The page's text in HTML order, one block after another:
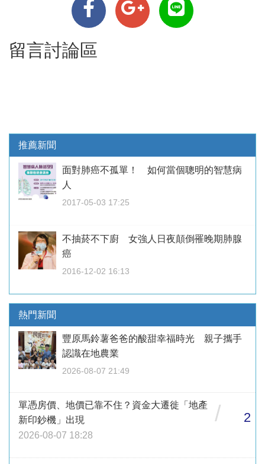
留言討論區
推薦新聞
面對肺癌不孤單！ 如何當個聰明的智慧病
人
2017-05-03 17:25
不抽菸不下廚 女強人日夜顛倒罹晚期肺腺
癌
2016-12-02 16:13
熱門新聞
豐原馬鈴薯爸爸的酸甜幸福時光 親子攜手
認識在地農業
2026-08-07 21:49
單憑房價、地價已靠不住？資金大遷徙「地產
新印鈔機」出現
2026-08-07 18:28
/ 2